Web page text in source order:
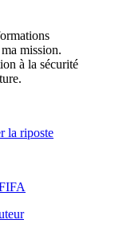
mission.
à la sécurité
la riposte